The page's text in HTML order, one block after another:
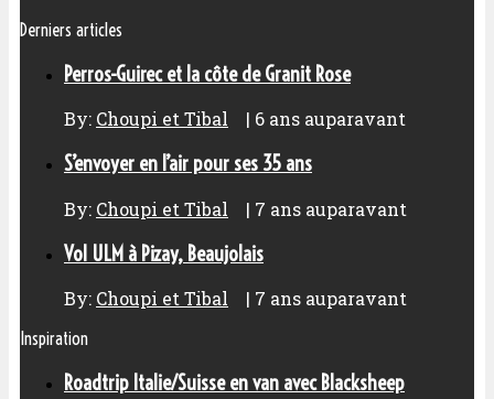
Derniers articles
Perros-Guirec et la côte de Granit Rose
By: Choupi et Tibal | 6 ans auparavant
S’envoyer en l’air pour ses 35 ans
By: Choupi et Tibal | 7 ans auparavant
Vol ULM à Pizay, Beaujolais
By: Choupi et Tibal | 7 ans auparavant
Inspiration
Roadtrip Italie/Suisse en van avec Blacksheep